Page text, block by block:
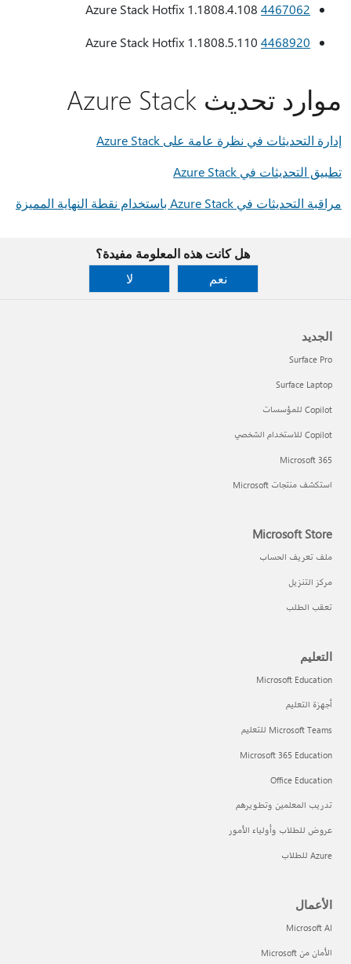
4467062
4468920
موارد تحديث Azure Stack
إدارة التحديثات في نظرة عامة على Azure Stack
تطبيق التحديثات في Azure Stack
مراقبة التحديثات في Azure Stack باستخدام نقطة النهاية المميزة
هل كانت هذه المعلومة مفيدة؟
نعم
لا
الجديد
Surface Pro
Surface Laptop
Copilot للمؤسسات
Copilot للاستخدام الشخصي
Microsoft 365
استكشف منتجات Microsoft
Microsoft Store
ملف تعريف الحساب
مركز التنزيل
تعقب الطلب
التعليم
Microsoft Education
أجهزة التعليم
Microsoft Teams للتعليم
Microsoft 365 Education
Office Education
تدريب المعلمين وتطويرهم
عروض للطلاب وأولياء الأمور
Azure للطلاب
الأعمال
Microsoft AI
الأمان من Microsoft